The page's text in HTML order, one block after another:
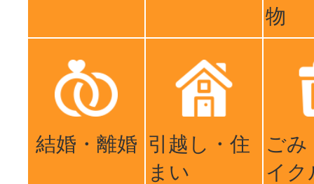
物
結婚・離婚 引越し・住
まい
ごみ
イク